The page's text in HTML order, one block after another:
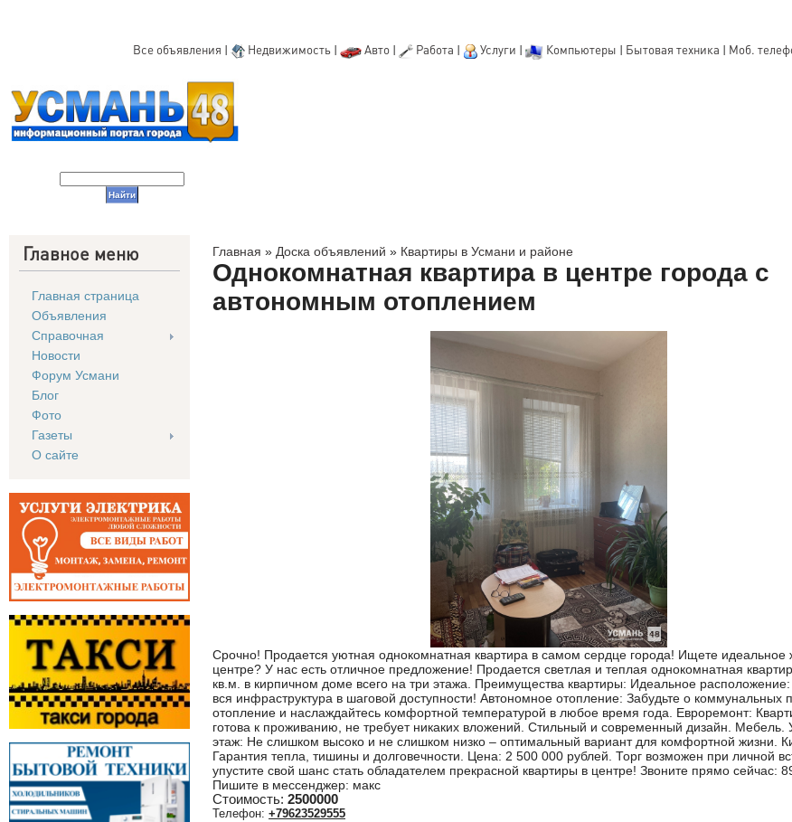
Все объявления | Недвижимость | Авто| Работа | Услуги | Компьютеры | Бытовая техника | Моб.
Главное меню
Главная страница
Объявления
Справочная
Новости
Форум Усмани
Блог
Фото
Газеты
О сайте
Главная » Доска объявлений » Квартиры в Усмани и районе
Однокомнатная квартира в центре города с
автономным отоплением
Срочно! Продается уютная однокомнатная квартира в самом сердце города! Ищете идеальное
центре? У нас есть отличное предложение! Продается светлая и теплая однокомнатная
кв.м. в кирпичном доме всего на три этажа. Преимущества квартиры: Идеальное
вся инфраструктура в шаговой доступности! Автономное отопление: Забудьте о коммунальных
отопление и наслаждайтесь комфортной температурой в любое время года. Евроремонт:
готова к проживанию, не требует никаких вложений. Стильный и современный дизайн. Мебель.
этаж: Не слишком высоко и не слишком низко – оптимальный вариант для комфортной жизни.
Гарантия тепла, тишины и долговечности. Цена: 2 500 000 рублей. Торг возможен при личной
упустите свой шанс стать обладателем прекрасной квартиры в центре! Звоните прямо сейчас:
Пишите в мессенджер: макс
Стоимость: 2500000
Телефон: +79623529555